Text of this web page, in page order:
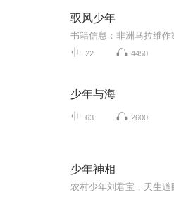
驭风少年
22 4450
少年与海
63 2600
少年神相